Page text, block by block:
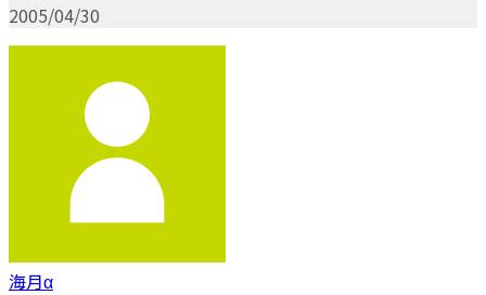
2005/04/30
海月α